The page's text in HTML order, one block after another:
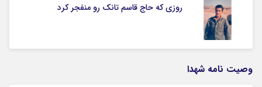
روزی که حاج قاسم تانک رو منفجر کرد
وصیت نامه شهدا